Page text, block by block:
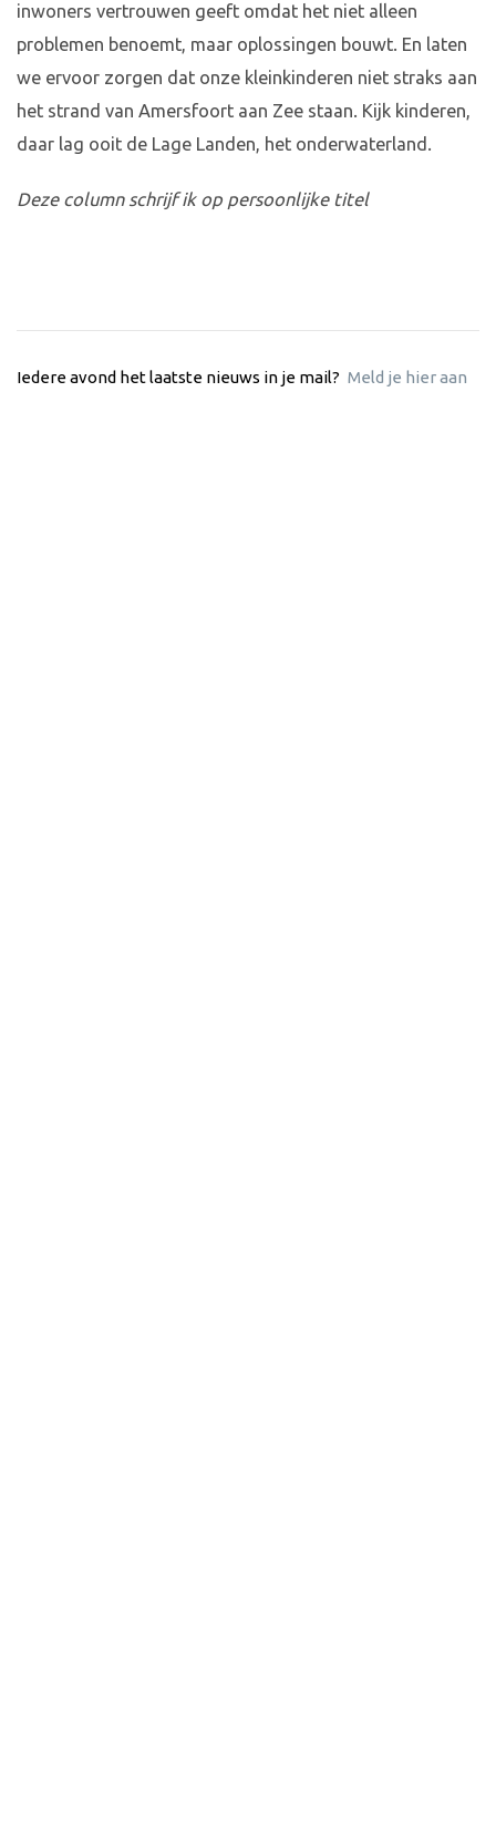
inwoners vertrouwen geeft omdat het niet alleen
problemen benoemt, maar oplossingen bouwt. En laten
we ervoor zorgen dat onze kleinkinderen niet straks aan
het strand van Amersfoort aan Zee staan. Kijk kinderen,
daar lag ooit de Lage Landen, het onderwaterland.
Deze column schrijf ik op persoonlijke titel
Iedere avond het laatste nieuws in je mail? Meld je hier aan